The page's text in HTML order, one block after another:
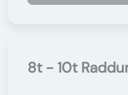
8t - 10t